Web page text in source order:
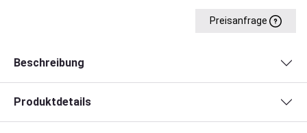
Preisanfrage
Beschreibung
Produktdetails